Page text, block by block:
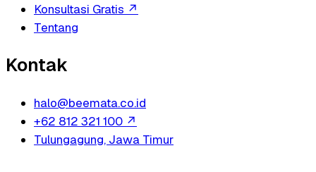
Konsultasi Gratis ↗
Tentang
Kontak
halo@beemata.co.id
+62 812 321 100 ↗
Tulungagung, Jawa Timur